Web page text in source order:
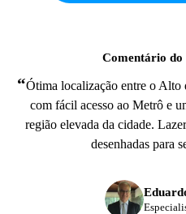
Comentário do
“Ótima localização entre o Alto
com fácil acesso ao Metrô e
região elevada da cidade.
desenhadas para